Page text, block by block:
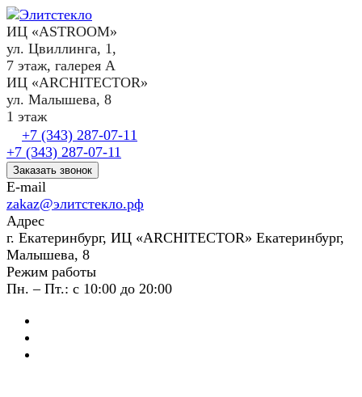
ИЦ «ASTROOM»
ул. Цвиллинга, 1,
7 этаж, галерея А
ИЦ «ARCHITECTOR»
ул. Малышева, 8
1 этаж
+7 (343) 287-07-11
+7 (343) 287-07-11
Заказать звонок
E-mail
zakaz@элитстекло.рф
Адрес
г. Екатеринбург, ИЦ «ARCHITECTOR» Екатеринбург,
Малышева, 8
Режим работы
Пн. – Пт.: с 10:00 до 20:00